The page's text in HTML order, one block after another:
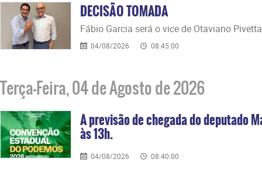
DECISÃO TOMADA
Fábio Garcia será o vice de Otaviano Pivetta
04/08/2026 08:45:00
Terça-Feira, 04 de Agosto de 2026
A previsão de chegada do deputado
às 13h.
04/08/2026 08:40:00